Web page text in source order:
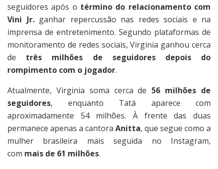
seguidores após o término do relacionamento com
Vini Jr.ganhar repercussão nas redes sociais e na
imprensa de entretenimento. Segundo plataformas de
monitoramento de redes sociais, Virginia ganhou cerca
de três milhões de seguidores depois do
rompimento com o jogador.
Atualmente, Virginia soma cerca de 56 milhões de
seguidores, enquanto Tatá aparece com
aproximadamente 54 milhões. À frente das duas
permanece apenas a cantora Anitta, que segue como a
mulher brasileira mais seguida no Instagram,
com mais de 61 milhões.